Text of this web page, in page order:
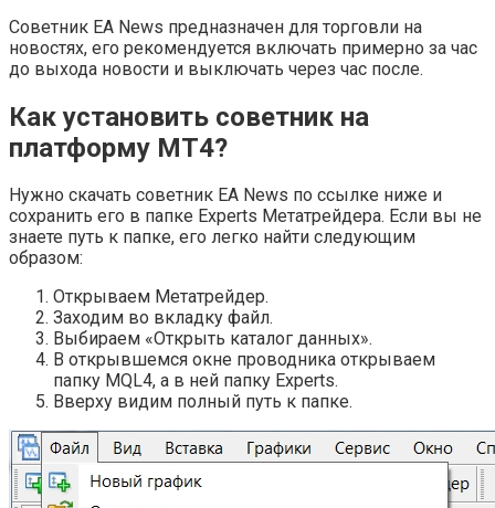
Советник EA News предназначен для торговли на
новостях, его рекомендуется включать примерно за час
до выхода новости и выключать через час после.
Как установить советник на
платформу МТ4?
Нужно скачать советник EA News по ссылке ниже и
сохранить его в папке Experts Метатрейдера. Если вы не
знаете путь к папке, его легко найти следующим
образом:
Открываем Метатрейдер.
Заходим во вкладку файл.
Выбираем «Открыть каталог данных».
В открывшемся окне проводника открываем
папку MQL4, а в ней папку Experts.
Вверху видим полный путь к папке.